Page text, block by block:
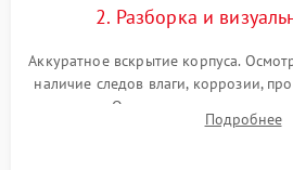
2. Разборка и
Аккуратное вскрытие корпуса.
наличие следов влаги, коррозии,
элементов. Оценка состояния
кулера и степени загрязнения
Подробнее